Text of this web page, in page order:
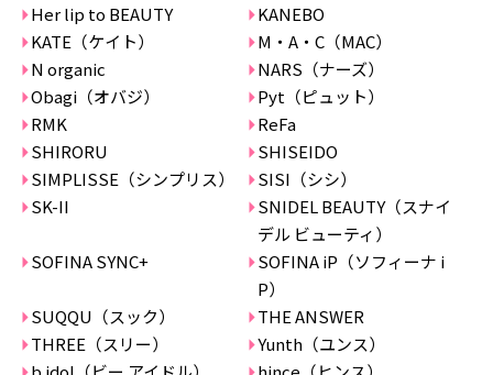
Her lip to BEAUTY
KANEBO
KATE（ケイト）
M・A・C（MAC）
N organic
NARS（ナーズ）
Obagi（オバジ）
Pyt（ピュット）
RMK
ReFa
SHIRORU
SHISEIDO
SIMPLISSE（シンプリス）
SISI（シシ）
SK-II
SNIDEL BEAUTY（スナイ
デル ビューティ）
SOFINA SYNC+
SOFINA iP（ソフィーナ i
P）
SUQQU（スック）
THE ANSWER
THREE（スリー）
Yunth（ユンス）